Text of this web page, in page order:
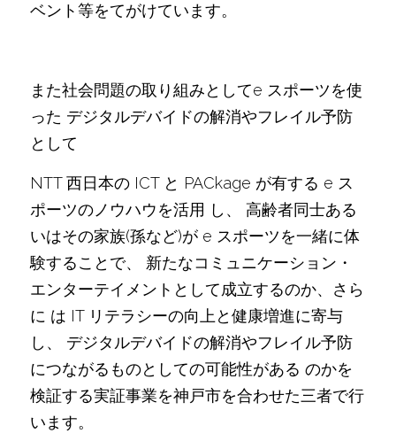
ベント等をてがけています。
また社会問題の取り組みとしてe スポーツを使
った デジタルデバイドの解消やフレイル予防
として
NTT 西日本の ICT と PACkage が有する e ス
ポーツのノウハウを活用 し、 高齢者同士ある
いはその家族(孫など)が e スポーツを一緒に体
験することで、 新たなコミュニケーション・
エンターテイメントとして成立するのか、さら
に は IT リテラシーの向上と健康増進に寄与
し、 デジタルデバイドの解消やフレイル予防
につながるものとしての可能性がある のかを
検証する実証事業を神戸市を合わせた三者で行
います。